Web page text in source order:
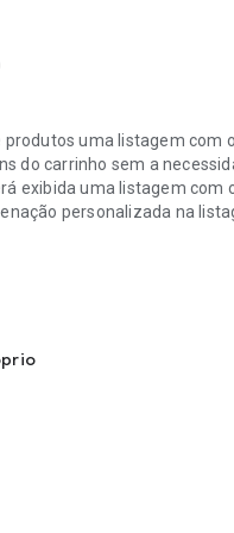
produtos uma listagem com
do carrinho sem a
exibida uma listagem com
personalizada na